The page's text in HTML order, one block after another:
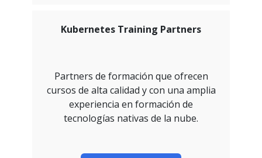
Kubernetes Training Partners
Partners de formación que ofrecen
cursos de alta calidad y con una amplia
experiencia en formación de
tecnologías nativas de la nube.